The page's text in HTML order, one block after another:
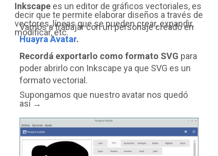
Inkscape es un editor de gráficos vectoriales, es
decir que te permite elaborar diseños a través de
vectores, líneas que se pueden crear, expandir,
modificar, etc.
Vamos a trabajar con un personaje creado en
Huayra Avatar.
Recordá exportarlo como formato SVG para
poder abrirlo con Inkscape ya que SVG es un
formato vectorial.
Supongamos que nuestro avatar nos quedó
así →